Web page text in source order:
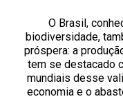
O Brasil,
biodiversidade,
próspera: a
tem se destacado
mundiais desse
economia e o